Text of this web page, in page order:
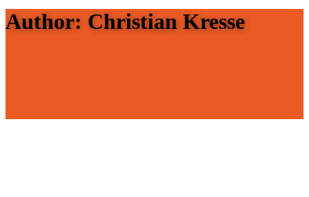
Author: Christian Kresse